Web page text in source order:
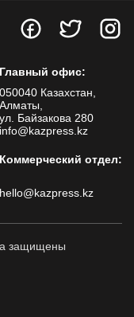
Главный офис:
050040 Казахстан,
Алматы,
ул. Байзакова 280
info@kazpress.kz
Коммерческий отдел:
hello@kazpress.kz
защищены